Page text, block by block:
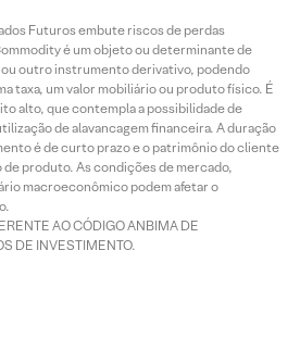
Futuros embute riscos de perdas
é um objeto ou determinante de
outro instrumento derivativo, podendo
taxa, um valor mobiliário ou produto físico. É
alto, que contempla a possibilidade de
de alavancagem financeira. A duração
é de curto prazo e o patrimônio do cliente
produto. As condições de mercado,
macroeconômico podem afetar o
AO CÓDIGO ANBIMA DE
DE INVESTIMENTO.